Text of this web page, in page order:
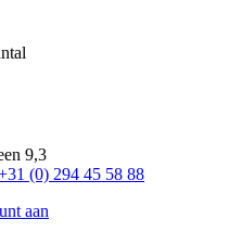
9,3
(0) 294 45 58 88
aan